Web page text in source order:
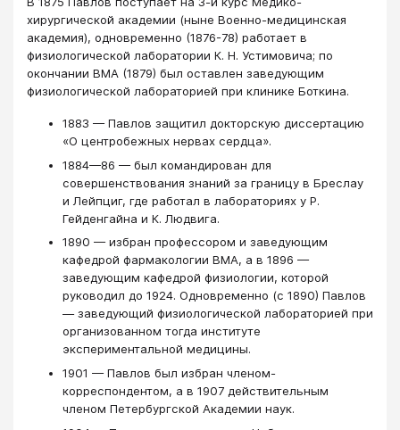
хирургической академии (ныне Военно-медицинская
академия), одновременно (1876-78) работает в
физиологической лаборатории К. Н. Устимовича; по
окончании ВМА (1879) был оставлен заведующим
физиологической лабораторией при клинике Боткина.
1883 — Павлов защитил докторскую диссертацию
«О центробежных нервах сердца».
1884—86 — был командирован для
совершенствования знаний за границу в Бреслау
и Лейпциг, где работал в лабораториях у Р.
Гейденгайна и К. Людвига.
1890 — избран профессором и заведующим
кафедрой фармакологии ВМА, а в 1896 —
заведующим кафедрой физиологии, которой
руководил до 1924. Одновременно (с 1890) Павлов
— заведующий физиологической лабораторией при
организованном тогда институте
экспериментальной медицины.
1901 — Павлов был избран членом-
корреспондентом, а в 1907 действительным
членом Петербургской Академии наук.